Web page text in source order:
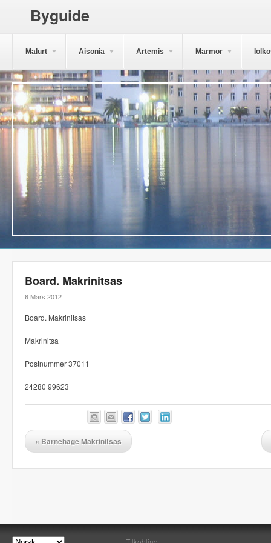
Byguide
Malurt Aisonia Artemis Marmor
Board. Makrinitsas
6 Mars 2012
Board. Makrinitsas
Makrinitsa
Postnummer 37011
24280 99623
« Barnehage Makrinitsas